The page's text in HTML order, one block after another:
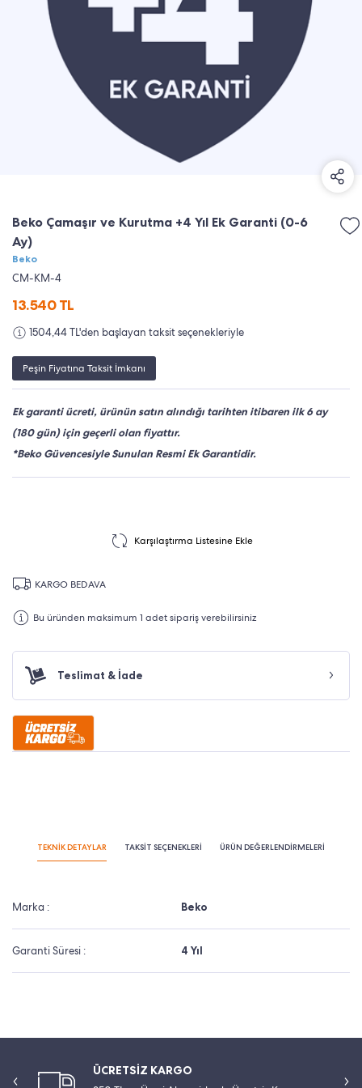
Beko Çamaşır ve Kurutma +4 Yıl Ek Garanti (0-6
Ay)
Beko
CM-KM-4
13.540TL
1504,44 TL'den başlayan taksit seçenekleriyle
Peşin Fiyatına Taksit İmkanı
Ek garanti ücreti, ürünün satın alındığı tarihten itibaren ilk 6 ay
(180 gün) için geçerli olan fiyattır.
*Beko Güvencesiyle Sunulan Resmi Ek Garantidir.
Karşılaştırma Listesine Ekle
KARGO BEDAVA
Bu üründen maksimum 1 adet sipariş verebilirsiniz
Teslimat & İade
TEKNİK DETAYLAR TAKSİT SEÇENEKLERİ ÜRÜN DEĞERLENDİRMELERİ
Marka : Beko
Garanti Süresi : 4 Yıl
ÜCRETSİZ KARGO